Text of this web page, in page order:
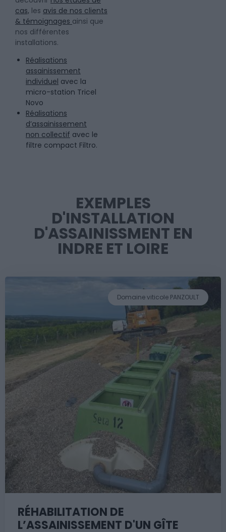
cas, les avis de nos clients
& témoignages ainsi que
nos différentes
installations.
Réalisations
assainissement
individuel avec la
micro-station Tricel
Novo
Réalisations
d’assainissement
non collectif avec le
filtre compact Filtro.
EXEMPLES
D'INSTALLATION
D'ASSAINISSMENT EN
INDRE ET LOIRE
Domaine viticole PANZOULT
RÉHABILITATION DE
L’ASSAINISSEMENT D'UN GÎTE